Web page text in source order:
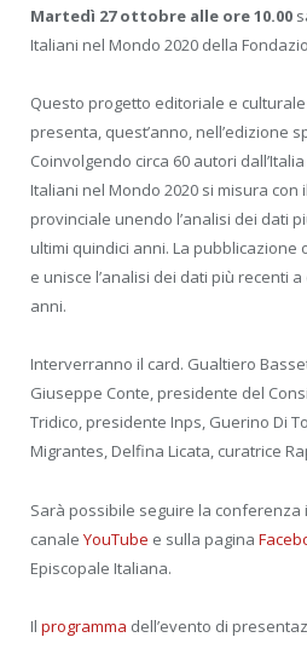
Martedì 27 ottobre alle ore 10.00
Italiani nel Mondo 2020 della
Questo progetto editoriale e
presenta, quest’anno, nell’edizione
Coinvolgendo circa 60 autori
Italiani nel Mondo 2020 si misura
provinciale unendo l’analisi dei dati
ultimi quindici anni. La
e unisce l’analisi dei dati più recenti
anni.
Interverranno il card. Gualtiero
Giuseppe Conte, presidente del
Tridico, presidente Inps, Guerino Di
Migrantes, Delfina Licata, curatrice
Sarà possibile seguire la conferenza
canale YouTube e sulla pagina
Episcopale Italiana.
Il programma dell’evento di